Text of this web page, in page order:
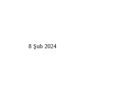
8 Şub 2024